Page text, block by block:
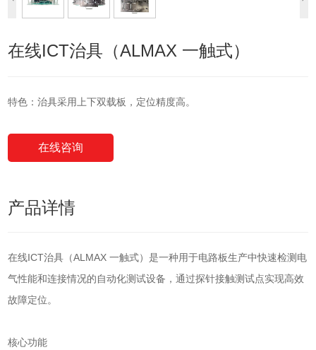
在线ICT治具（ALMAX 一触式）
特色：治具采用上下双载板，定位精度高。
在线咨询
产品详情
在线ICT治具（ALMAX 一触式）是一种用于电路板生产中快速检测电
气性能和连接情况的自动化测试设备‌，通过探针接触测试点实现高效
故障定位。
核心功能